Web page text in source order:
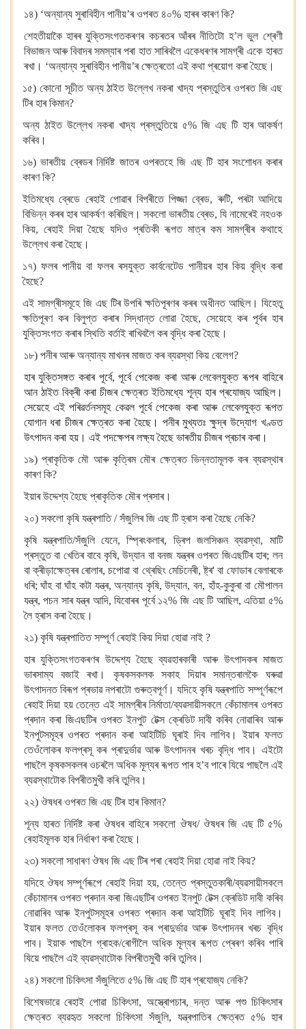
১৪) ‘অন্যান্য সুৰাবিহীন পানীয়’ৰ ওপৰত ৪০% হাৰৰ কাৰণ কি?
শেহতীয়াকৈ হাৰৰ যুক্তিসংগতকৰণৰ কচৰতৰ আঁৰৰ নীতিটো হ’ল ভুল শ্ৰেণী
বিভাজন আৰু বিবাদৰ সমস্যাৰ পৰা হাত সাৰিবলৈ একেধৰণৰ সামগ্ৰী একে হাৰত
ৰখা। ‘অন্যান্য সুৰাবিহীন পানীয়’ৰ ক্ষেত্ৰতো এই কথা প্ৰয়োগ কৰা হৈছে।
১৫) কোনো সূচীত অন্য ঠাইত উল্লেখ নকৰা খাদ্য প্ৰস্তুতিৰ ওপৰত জি এছ
টিৰ হাৰ কিমান?
অন্য ঠাইত উল্লেখ নকৰা খাদ্য প্ৰস্তুতিয়ে ৫% জি এছ টি হাৰ আকৰ্ষণ
কৰিব।
১৬) ভাৰতীয় ব্ৰেডৰ নিৰ্দিষ্ট জাতৰ ওপৰতহে জি এছ টি হাৰ সংশোধন কৰাৰ
কাৰণ কি?
ইতিমধ্যে ব্ৰেডে ৰেহাই পোৱাৰ বিপৰীতে পিজ্জা ব্ৰেড, ৰুটি, পৰটা আদিয়ে
বিভিন্ন কৰৰ হাৰ আকৰ্ষণ কৰিছিল। সকলো ভাৰতীয় ব্ৰেড, যি নামেৰেই নহওক
কিয়, ৰেহাই দিয়া হৈছে যদিও প্ৰতিকী ৰূপত মাত্ৰ কম সামগ্ৰীৰ কথাহে
উল্লেখ কৰা হৈছে।
১৭) ফলৰ পানীয় বা ফলৰ ৰসযুক্ত কাৰ্বনেটেড পানীয়ৰ হাৰ কিয় বৃদ্ধি কৰা
হৈছে?
এই সামগ্ৰীসমূহে জি এছ টিৰ উপৰি ক্ষতিপূৰণৰ কৰৰ অধীনত আছিল। যিহেতু
ক্ষতিপূৰণ কৰ বিলুপ্ত কৰাৰ সিদ্ধান্ত লোৱা হৈছে, সেয়েহে কৰ পূৰ্বৰ হাৰ
যুক্তিসংগত কৰাৰ স্থিতি বৰ্তাই ৰাখিবলৈ কৰ বৃদ্ধি কৰা হৈছে।
১৮) পনীৰ আৰু অন্যান্য মাখনৰ মাজত কৰ ব্যৱস্থা কিয় বেলেগ?
হাৰ যুক্তিসঙ্গত কৰাৰ পূৰ্বে, পূৰ্বে পেকেজ কৰা আৰু লেবেলযুক্ত ৰূপৰ বাহিৰে
আন ঠাইত বিক্ৰী কৰা চীজৰ ক্ষেত্ৰত ইতিমধ্যে শূন্য হাৰ প্ৰযোজ্য আছিল।
সেয়েহে এই পৰিৱৰ্তনসমূহ কেৱল পূৰ্বে পেকেজ কৰা আৰু লেবেলযুক্ত ৰূপত
যোগান ধৰা চীজৰ ক্ষেত্ৰত কৰা হৈছে। পনীৰ মুখ্যতঃ ক্ষুদ্ৰ উদ্যোগ খণ্ডত
উৎপাদন কৰা হয়। এই পদক্ষেপৰ লক্ষ্য হৈছে ভাৰতীয় চীজৰ প্ৰচাৰ কৰা।
১৯) প্ৰাকৃতিক মৌ আৰু কৃত্ৰিম মৌৰ ক্ষেত্ৰত ভিন্নতামূলক কৰ ব্যৱস্থাৰ
কাৰণ কি?
ইয়াৰ উদ্দেশ্য হৈছে প্ৰাকৃতিক মৌৰ প্ৰসাৰ।
২০) সকলো কৃষি যন্ত্ৰপাতি / সঁজুলিৰ জি এছ টি হ্ৰাস কৰা হৈছে নেকি?
কৃষি যন্ত্ৰপাতি/সঁজুলি যেনে, স্প্ৰিংকলাৰ, ড্ৰিপ জলসিঞ্চন ব্যৱস্থা, মাটি
প্ৰস্তুত বা খেতিৰ বাবে কৃষি, উদ্যান বা বনজ যন্ত্ৰৰ ওপৰত জিএছটিৰ হাৰ; লন
বা ক্ৰীড়াক্ষেত্ৰৰ ৰোলাৰ, চপোৱা বা থ্ৰেছিং মেচিনেৰী, ষ্ট্ৰ' বা ফোডাৰ বেলাৰকে
ধৰি; ঘাঁহ বা ঘাঁহ কটা যন্ত্ৰ, অন্যান্য কৃষি, উদ্যান, বন, হাঁহ-কুকুৰা বা মৌপালন
যন্ত্ৰ, পচন সাৰ যন্ত্ৰ আদি, যিবোৰৰ পূৰ্বে ১২% জি এছ টি আছিল, এতিয়া ৫%
লৈ হ্ৰাস কৰা হৈছে।
২১) কৃষি যন্ত্ৰপাতিত সম্পূৰ্ণ ৰেহাই কিয় দিয়া হোৱা নাই ?
হাৰ যুক্তিসংগতকৰণৰ উদ্দেশ্য হৈছে ব্যৱহাৰকাৰী আৰু উৎপাদকৰ মাজত
ভাৰসাম্য বজাই ৰখা। কৃষকসকলক সকাহ দিয়াৰ সমান্তৰালকৈ ঘৰুৱা
উৎপাদনত বিৰূপ প্ৰভাৱ নপৰাটো গুৰুত্বপূৰ্ণ। যদিহে কৃষি যন্ত্ৰপাতি সম্পূৰ্ণৰূপে
ৰেহাই দিয়া হয় তেন্তে এই সামগ্ৰীৰ নিৰ্মাতা/ব্যৱসায়ীসকলে কেঁচামালৰ ওপৰত
প্ৰদান কৰা জিএছটিৰ ওপৰত ইনপুট টেক্স ক্ৰেডিট দাবী কৰিব নোৱাৰিব আৰু
ইনপুটসমূহৰ ওপৰত প্ৰদান কৰা আইটিচি ঘূৰাই দিব লাগিব। ইয়াৰ ফলত
তেওঁলোকৰ ফলপ্ৰসূ কৰ প্ৰাদুৰ্ভাৱ আৰু উৎপাদনৰ খৰচ বৃদ্ধি পাব। এইটো
পাছলৈ কৃষকসকলৰ ওচৰলৈ অধিক মূল্যৰ ৰূপত পাৰ হ’ব পাৰে যিয়ে পাছলৈ এই
ব্যৱস্থাটোক বিপৰীতমুখী কৰি তুলিব।
২২) ঔষধৰ ওপৰত জি এছ টিৰ হাৰ কিমান?
শূন্য হাৰত নিৰ্দিষ্ট কৰা ঔষধৰ বাহিৰে সকলো ঔষধ/ ঔষধৰ জি এছ টি ৫%
ৰেহাইমূলক হাৰ নিৰ্ধাৰণ কৰা হৈছে।
২৩) সকলো সাধাৰণ ঔষধ জি এছ টিৰ পৰা ৰেহাই দিয়া হোৱা নাই কিয়?
যদিহে ঔষধ সম্পূৰ্ণৰূপে ৰেহাই দিয়া হয়, তেন্তে প্ৰস্তুতকাৰী/ব্যৱসায়ীসকলে
কেঁচামালৰ ওপৰত প্ৰদান কৰা জিএছটিৰ ওপৰত ইনপুট টেক্স ক্ৰেডিট দাবী কৰিব
নোৱাৰিব আৰু ইনপুটসমূহৰ ওপৰত প্ৰদান কৰা আইটিচি ঘূৰাই দিব লাগিব।
ইয়াৰ ফলত তেওঁলোকৰ ফলপ্ৰসূ কৰ প্ৰাদুৰ্ভাৱ আৰু উৎপাদনৰ খৰচ বৃদ্ধি
পাব। ইয়াক পাছলৈ গ্ৰাহক/ৰোগীলৈ অধিক মূল্যৰ ৰূপত প্ৰেৰণ কৰিব পাৰি
যিয়ে পাছলৈ এই ব্যৱস্থাটোক বিপৰীতমুখী কৰি তুলিব।
২৪) সকলো চিকিৎসা সঁজুলিতে ৫% জি এছ টি হাৰ প্ৰযোজ্য নেকি?
বিশেষভাৱে ৰেহাই পোৱা চিকিৎসা, অস্ত্ৰোপচাৰ, দন্ত আৰু পশু চিকিৎসাৰ
ক্ষেত্ৰত ব্যৱহৃত সকলো চিকিৎসা সঁজুলি, যন্ত্ৰপাতিৰ ক্ষেত্ৰত ৫% হাৰ